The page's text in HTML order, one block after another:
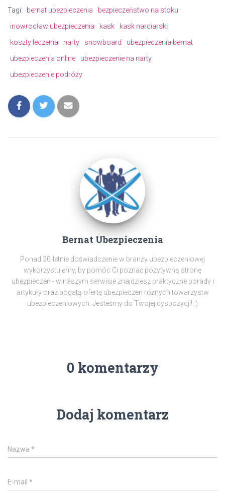
Tagi: bernat ubezpieczenia
bezpieczeństwo na stoku
inowrocław ubezpieczenia
kask
kask narciarski
koszty leczenia
narty snowboard
ubezpieczenia bernat
ubezpieczenia online
ubezpieczenie na narty
ubezpieczenie podróży
Bernat Ubezpieczenia
Ponad 20-letnie doświadczenie w branży ubezpieczeniowej
wykorzystujemy, by pomóc Ci poznać pozytywną stronę
ubezpieczeń - w naszym serwisie znajdziesz praktyczne porady i
artykuły oraz bogatą ofertę ubezpieczeń różnych towarzystw
ubezpieczeniowych. Jesteśmy do Twojej dyspozycji! :)
0 komentarzy
Dodaj komentarz
Nazwa *
E-mail *